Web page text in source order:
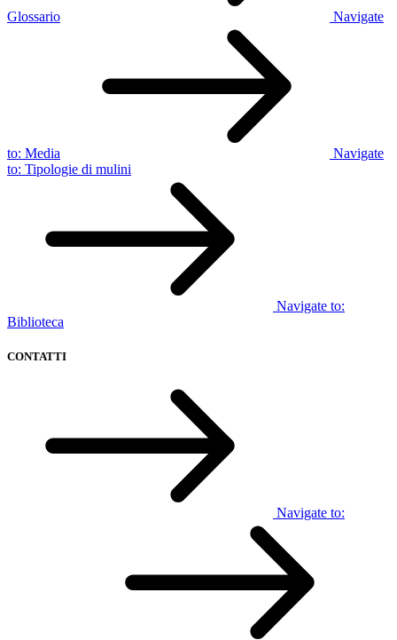
Glossario Navigate
to: Media
Navigate
to: Tipologie di mulini
Navigate to:
Biblioteca
CONTATTI
Navigate to: